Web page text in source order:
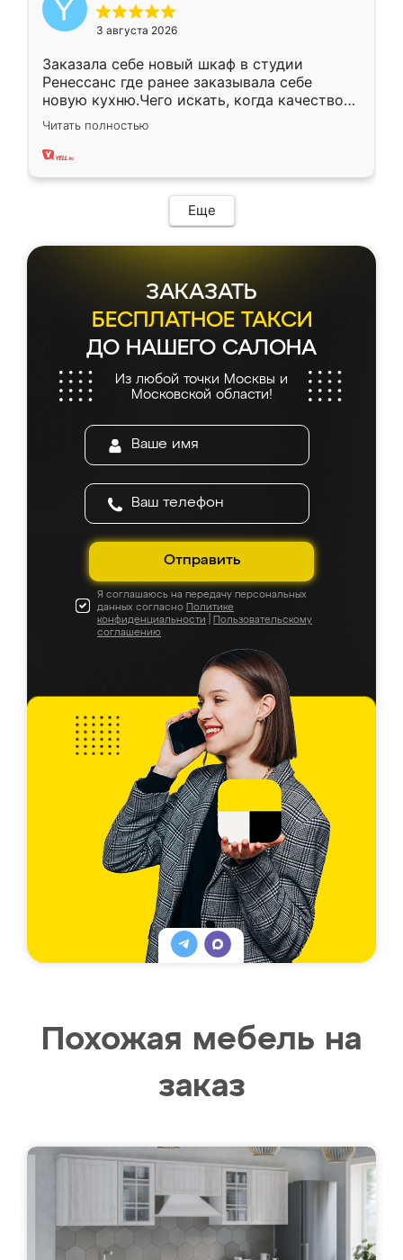
3 августа 2026
Заказала себе новый шкаф в студии
Ренессанс где ранее заказывала себе
новую кухню.Чего искать, когда качеством
вполне довольна. Служит кухня уже почти
два года, нареканий нет.
Читать полностью
Еще
ЗАКАЗАТЬ
БЕСПЛАТНОЕ ТАКСИ
ДО НАШЕГО САЛОНА
Из любой точки Москвы и
Московской области!
Отправить
Я соглашаюсь на передачу персональных
данных согласно Политике
конфиденциальности
Пользовательскому
соглашению
Похожая мебель на
заказ